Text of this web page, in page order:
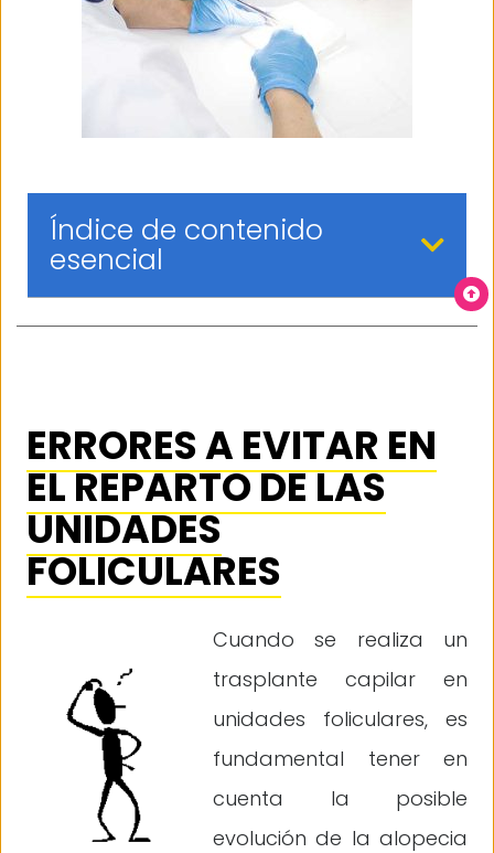
Índice de contenido
esencial
ERRORES A EVITAR EN
EL REPARTO DE LAS
UNIDADES
FOLICULARES
Cuando se realiza un
trasplante capilar en
unidades foliculares, es
fundamental tener en
cuenta la posible
evolución de la alopecia